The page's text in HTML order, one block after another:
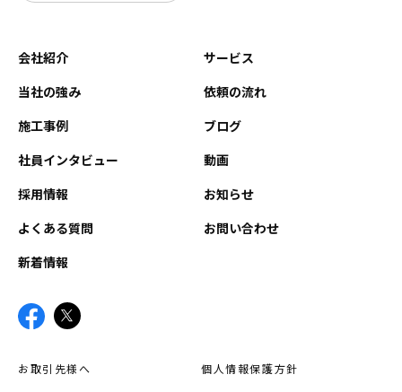
会社紹介
サービス
当社の強み
依頼の流れ
施工事例
ブログ
社員インタビュー
動画
採用情報
お知らせ
よくある質問
お問い合わせ
新着情報
お取引先様へ 個人情報保護方針